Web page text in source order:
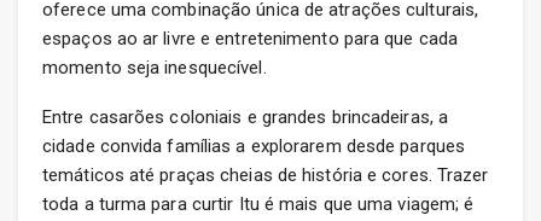
oferece uma combinação única de atrações culturais,
espaços ao ar livre e entretenimento para que cada
momento seja inesquecível.
Entre casarões coloniais e grandes brincadeiras, a
cidade convida famílias a explorarem desde parques
temáticos até praças cheias de história e cores. Trazer
toda a turma para curtir Itu é mais que uma viagem; é